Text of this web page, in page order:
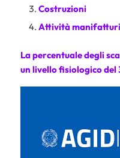
Costruzioni
Attività
La percentuale degli
un livello fisiologico del